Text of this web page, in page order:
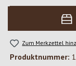
Zum Merkzettel
Produktnummer: